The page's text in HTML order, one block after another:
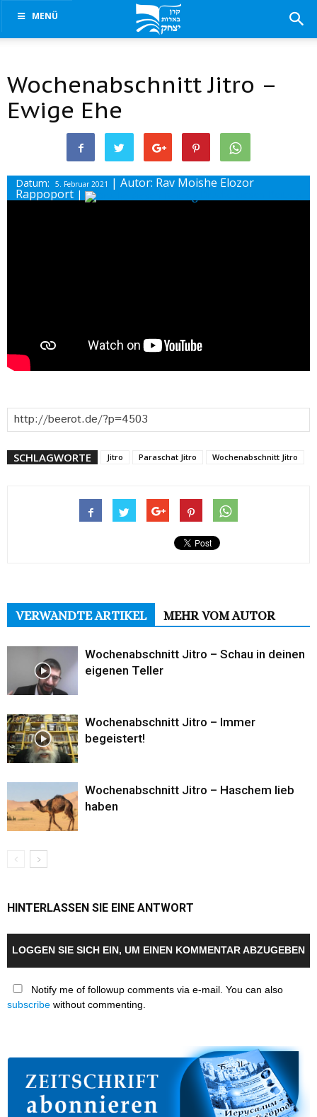
MENÜ
Wochenabschnitt Jitro –
Ewige Ehe
Datum: 5. Februar 2021 | Autor: Rav Moishe Elozor
Rappoport |
SCHLAGWORTE Jitro Paraschat Jitro Wochenabschnitt Jitro
VERWANDTE ARTIKEL MEHR VOM AUTOR
Wochenabschnitt Jitro – Schau in deinen
eigenen Teller
Wochenabschnitt Jitro – Immer
begeistert!
Wochenabschnitt Jitro – Haschem lieb
haben
HINTERLASSEN SIE EINE ANTWORT
LOGGEN SIE SICH EIN, UM EINEN KOMMENTAR ABZUGEBEN
Notify me of followup comments via e-mail. You can also
subscribe without commenting.